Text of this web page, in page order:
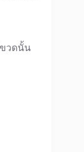
วดนั้น